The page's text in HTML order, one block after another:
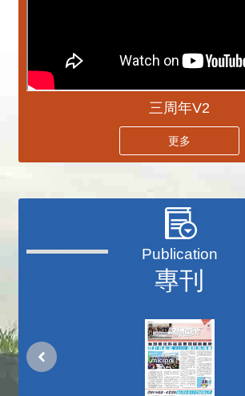
三周年V2
更多
專刊